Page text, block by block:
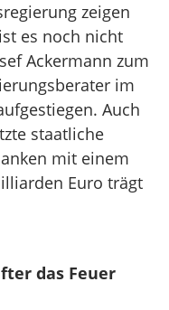
zeigen
es noch nicht
Ackermann zum
im
Auch
staatliche
mit einem
Euro trägt
das Feuer